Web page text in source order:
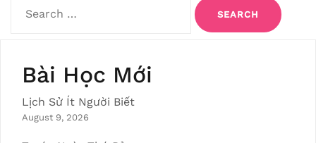
for:
Bài Học Mới
Lịch Sử Ít Người Biết
August 9, 2026